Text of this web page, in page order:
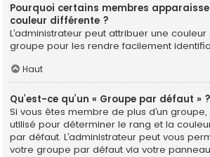
Pourquoi certains membres
couleur différente ?
L’administrateur peut attribuer une couleur
groupe pour les rendre facilement
Haut
Qu’est-ce qu’un « Groupe par défaut » ?
Si vous êtes membre de plus d’un
utilisé pour déterminer le rang et la
par défaut. L’administrateur peut vous
votre groupe par défaut via votre panneau